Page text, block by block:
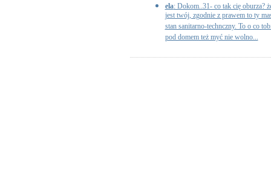
ela: Dokom..31- co tak cię oburza?
jest twój, zgodnie z prawem to ty
stan sanitarno-technczny. To o co
pod domem też myć nie wolno...